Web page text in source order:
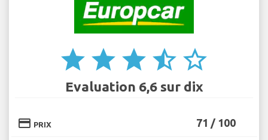
star star star star_half star_border
Evaluation 6,6 sur dix
credit_card PRIX 71 / 100